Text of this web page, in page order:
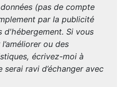
(pas de compte
par la publicité
d'hébergement. Si vous
ou des
écrivez-moi à
serai ravi d’échanger avec